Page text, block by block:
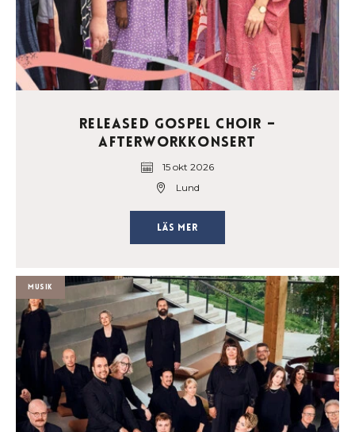
Released Gospel Choir –
Afterworkkonsert
15 okt 2026
Lund
Läs mer
Musik